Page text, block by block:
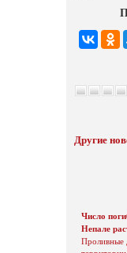
Другие
Число
Непале
Проливные